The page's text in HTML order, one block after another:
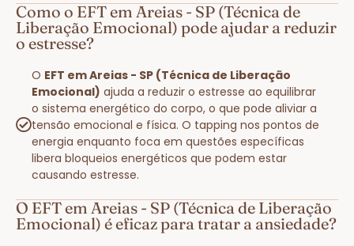
Como o EFT em Areias - SP (Técnica de
Liberação Emocional) pode ajudar a reduzir
o estresse?
O EFT em Areias - SP (Técnica de Liberação
Emocional) ajuda a reduzir o estresse ao equilibrar
o sistema energético do corpo, o que pode aliviar a
tensão emocional e física. O tapping nos pontos de
energia enquanto foca em questões específicas
libera bloqueios energéticos que podem estar
causando estresse.
O EFT em Areias - SP (Técnica de Liberação
Emocional) é eficaz para tratar a ansiedade?